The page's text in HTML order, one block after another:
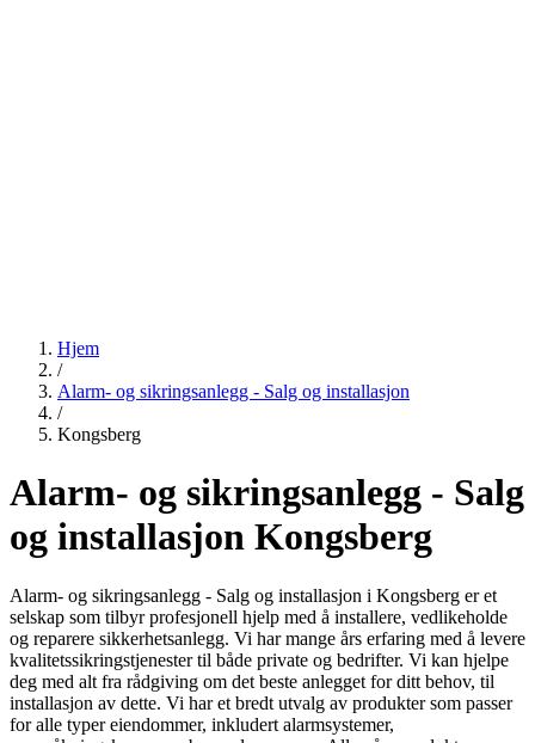
Hjem
/
Alarm- og sikringsanlegg - Salg og installasjon
/
Kongsberg
Alarm- og sikringsanlegg - Salg
og installasjon Kongsberg
Alarm- og sikringsanlegg - Salg og installasjon i Kongsberg er et
selskap som tilbyr profesjonell hjelp med å installere, vedlikeholde
og reparere sikkerhetsanlegg. Vi har mange års erfaring med å levere
kvalitetssikringstjenester til både private og bedrifter. Vi kan hjelpe
deg med alt fra rådgiving om det beste anlegget for ditt behov, til
installasjon av dette. Vi har et bredt utvalg av produkter som passer
for alle typer eiendommer, inkludert alarmsystemer,